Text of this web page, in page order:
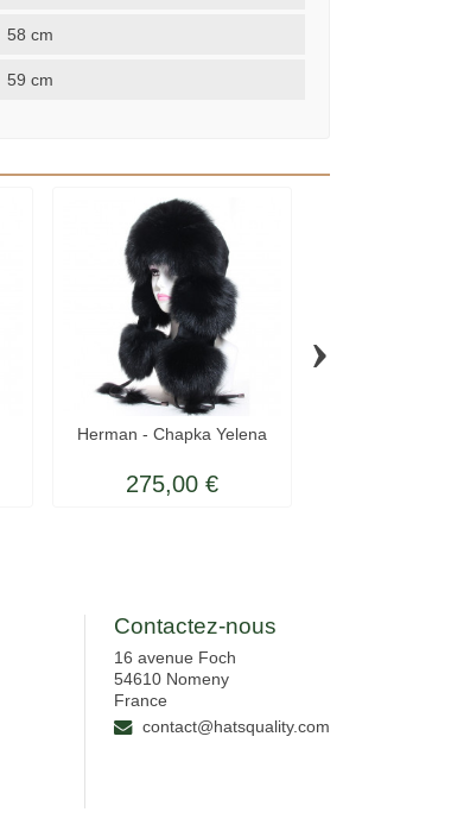
58 cm
59 cm
Herman - Chapka Yelena
275,00 €
›
Contactez-nous
16 avenue Foch
54610 Nomeny
France
contact@hatsquality.com